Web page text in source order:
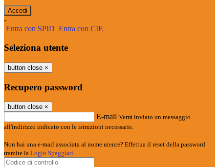
-
Entra con SPID Entra con CIE
Seleziona utente
button close ×
Recupero password
button close ×
E-mail Verrà inviato un messaggio
all'indirizzo indicato con le istruzioni necessarie.
Non hai una e-mail associata al nome utente? Effettua il reset della password
tramite la Login Spaggiari